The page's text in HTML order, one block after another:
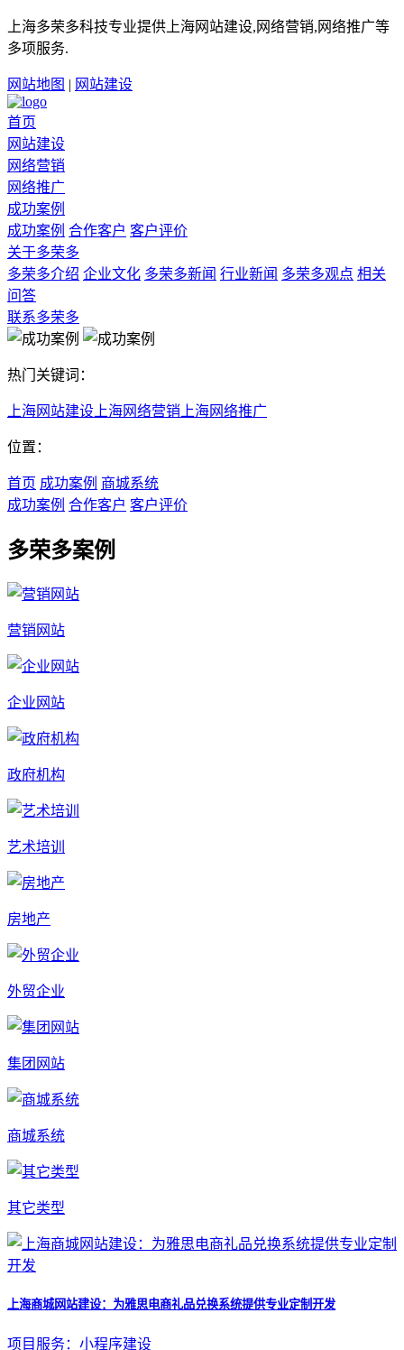
上海多荣多科技专业提供上海网站建设,网络营销,网络推广等
多项服务.
网站地图 | 网站建设
首页
网站建设
网络营销
网络推广
成功案例
成功案例 合作客户 客户评价
关于多荣多
多荣多介绍 企业文化 多荣多新闻 行业新闻 多荣多观点 相关
问答
联系多荣多
热门关键词：
上海网站建设 上海网络营销 上海网络推广
位置：
首页 成功案例 商城系统
成功案例 合作客户 客户评价
多荣多案例
营销网站
企业网站
政府机构
艺术培训
房地产
外贸企业
集团网站
商城系统
其它类型
上海商城网站建设：为雅思电商礼品兑换系统提供专业定制开发
项目服务：小程序建设